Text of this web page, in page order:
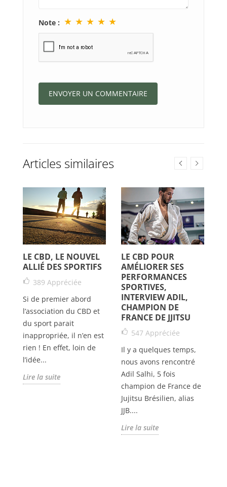
Note : ★ ★ ★ ★ ★
Articles similaires
LE CBD, LE NOUVEL
ALLIÉ DES SPORTIFS
389 Appréciée
Si de premier abord
l’association du CBD et
du sport parait
inappropriée, il n’en est
rien ! En effet, loin de
l’idée...
Lire la suite
LE CBD POUR
AMÉLIORER SES
PERFORMANCES
SPORTIVES,
INTERVIEW ADIL,
CHAMPION DE
FRANCE DE JJITSU
547 Appréciée
Il y a quelques temps,
nous avons rencontré
Adil Salhi, 5 fois
champion de France de
Jujitsu Brésilien, alias
JJB....
Lire la suite